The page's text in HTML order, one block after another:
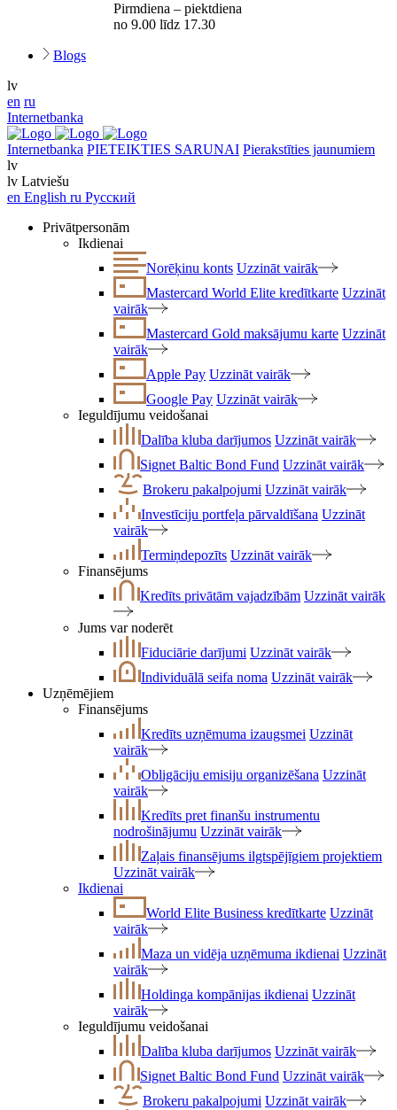
Pirmdiena – piektdiena
no 9.00 līdz 17.30
Blogs
lv
en ru
Internetbanka
Internetbanka PIETEIKTIES SARUNAI Pierakstīties jaunumiem
lv
lv Latviešu
en English ru Русский
Privātpersonām
Ikdienai
Norēķinu konts Uzzināt vairāk
Mastercard World Elite kredītkarte Uzzināt
vairāk
Mastercard Gold maksājumu karte Uzzināt
vairāk
Apple Pay Uzzināt vairāk
Google Pay Uzzināt vairāk
Ieguldījumu veidošanai
Dalība kluba darījumos Uzzināt vairāk
Signet Baltic Bond Fund Uzzināt vairāk
Brokeru pakalpojumi Uzzināt vairāk
Investīciju portfeļa pārvaldīšana Uzzināt
vairāk
Termiņdepozīts Uzzināt vairāk
Finansējums
Kredīts privātām vajadzībām Uzzināt vairāk
Jums var noderēt
Fiduciārie darījumi Uzzināt vairāk
Individuālā seifa noma Uzzināt vairāk
Uzņēmējiem
Finansējums
Kredīts uzņēmuma izaugsmei Uzzināt
vairāk
Obligāciju emisiju organizēšana Uzzināt
vairāk
Kredīts pret finanšu instrumentu
nodrošinājumu Uzzināt vairāk
Zaļais finansējums ilgtspējīgiem projektiem
Uzzināt vairāk
Ikdienai
World Elite Business kredītkarte Uzzināt
vairāk
Maza un vidēja uzņēmuma ikdienai Uzzināt
vairāk
Holdinga kompānijas ikdienai Uzzināt
vairāk
Ieguldījumu veidošanai
Dalība kluba darījumos Uzzināt vairāk
Signet Baltic Bond Fund Uzzināt vairāk
Brokeru pakalpojumi Uzzināt vairāk